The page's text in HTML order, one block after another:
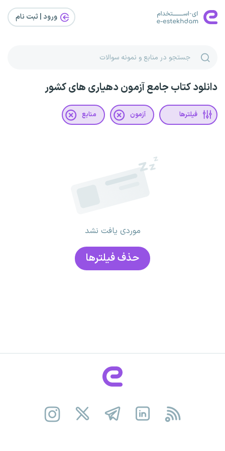
ورود | ثبت‌ نام
دانلود کتاب جامع آزمون دهیاری های کشور
فیلترها آزمون منابع
موردی یافت نشد
حذف فیلتر‌ها